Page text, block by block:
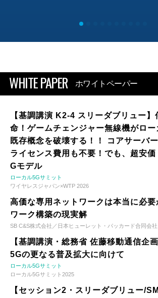
WHITE PAPER ホワイトペーパー
【基調講演 K2-4 スリーダブリュー】
命！ゲームチェンジャー無線機がロ
既存概念を破壊する！！ コアサーバ
ライセンス費用も不要！でも、超安
Gモデル
ローカル5Gサミット
ワイヤレスジャパン×WTP 2026
高価な専用ネットワークは本当に必要
ワーク構築の現実解
SB C&S株式会社／日本ヒューレット・パッカード合同会社
【基調講演・総務省 佐藤移動通信企
5Gの更なる普及拡大に向けて
ローカル5Gサミット
ローカル5Gサミット2025
【セッション2・スリーダブリュー/